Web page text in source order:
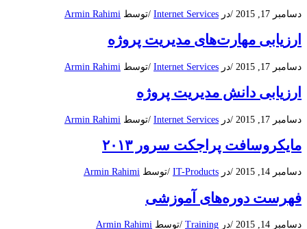
دسامبر 17, 2015 /در Internet Services
/توسط Armin Rahimi
ارزیابی مهارت‌های مدیریت پروژه
دسامبر 17, 2015 /در Internet Services
/توسط Armin Rahimi
ارزیابی دانش مدیریت پروژه
دسامبر 17, 2015 /در Internet Services
/توسط Armin Rahimi
مایکروسافت پراجکت سرور ۲۰۱۳
دسامبر 14, 2015 /در IT-Products
/توسط Armin Rahimi
فهرست دوره‌های آموزشی
دسامبر 14, 2015 /در Training
/توسط Armin Rahimi